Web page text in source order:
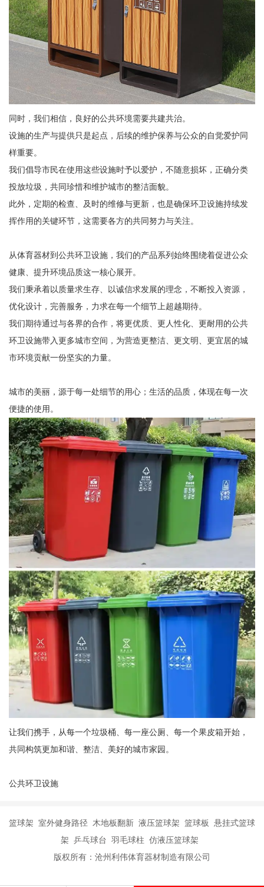
同时，我们相信，良好的公共环境需要共建共治。
设施的生产与提供只是起点，后续的维护保养与公众的自觉爱护同
样重要。
我们倡导市民在使用这些设施时予以爱护，不随意损坏，正确分类
投放垃圾，共同珍惜和维护城市的整洁面貌。
此外，定期的检查、及时的维修与更新，也是确保环卫设施持续发
挥作用的关键环节，这需要各方的共同努力与关注。
从体育器材到公共环卫设施，我们的产品系列始终围绕着促进公众
健康、提升环境品质这一核心展开。
我们秉承着以质量求生存、以诚信求发展的理念，不断投入资源，
优化设计，完善服务，力求在每一个细节上超越期待。
我们期待通过与各界的合作，将更优质、更人性化、更耐用的公共
环卫设施带入更多城市空间，为营造更整洁、更文明、更宜居的城
市环境贡献一份坚实的力量。
城市的美丽，源于每一处细节的用心；生活的品质，体现在每一次
便捷的使用。
让我们携手，从每一个垃圾桶、每一座公厕、每一个果皮箱开始，
共同构筑更加和谐、整洁、美好的城市家园。
公共环卫设施
篮球架 室外健身路径 木地板翻新 液压篮球架 篮球板 悬挂式篮球
架 乒乓球台 羽毛球柱 仿液压篮球架
版权所有：沧州利伟体育器材制造有限公司